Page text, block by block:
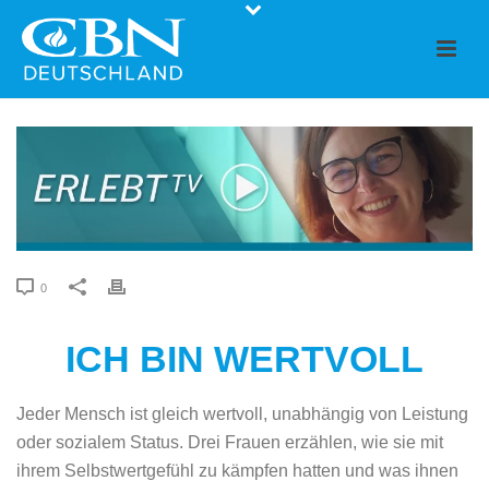
0
ICH BIN WERTVOLL
Jeder Mensch ist gleich wertvoll, unabhängig von Leistung
oder sozialem Status. Drei Frauen erzählen, wie sie mit
ihrem Selbstwertgefühl zu kämpfen hatten und was ihnen